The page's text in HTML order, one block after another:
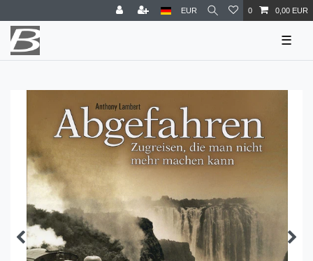
EUR 0 0,00 EUR
☰